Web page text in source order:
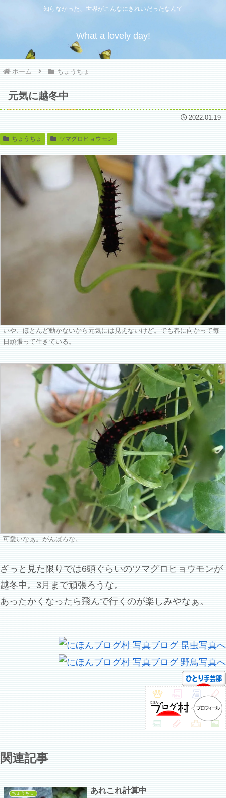
知らなかった、世界がこんなにきれいだったなんて
What a lovely day!
ホーム ちょうちょ
元気に越冬中
2022.01.19
ちょうちょ ツマグロヒョウモン
いや、ほとんど動かないから元気には見えないけど。でも春に向かって毎
日頑張って生きている。
可愛いなぁ。がんばろな。
ざっと見た限りでは6頭ぐらいのツマグロヒョウモンが
越冬中。3月まで頑張ろうな。
あったかくなったら飛んで行くのが楽しみやなぁ。
関連記事
ちょうちょ あれこれ計算中